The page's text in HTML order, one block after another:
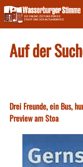
Skip
to
content
Auf der
Drei Freunde, ein Bus,
Preview am Stoa